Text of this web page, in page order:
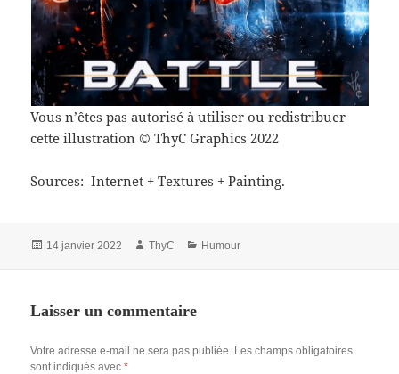
Vous n’êtes pas autorisé à utiliser ou redistribuer
cette illustration © ThyC Graphics 2022
Sources: Internet + Textures + Painting.
Publié
14 janvier 2022 Auteur
ThyC Catégories
Humour
Laisser un commentaire
Votre adresse e-mail ne sera pas publiée. Les champs obligatoires
sont indiqués avec*